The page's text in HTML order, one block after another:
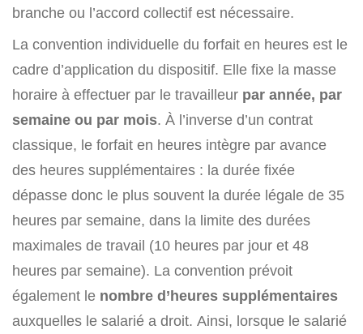
branche ou l’accord collectif est nécessaire.
La convention individuelle du forfait en heures est le
cadre d’application du dispositif. Elle fixe la masse
horaire à effectuer par le travailleur par année, par
semaine ou par mois. À l’inverse d’un contrat
classique, le forfait en heures intègre par avance
des heures supplémentaires : la durée fixée
dépasse donc le plus souvent la durée légale de 35
heures par semaine, dans la limite des durées
maximales de travail (10 heures par jour et 48
heures par semaine). La convention prévoit
également le nombre d’heures supplémentaires
auxquelles le salarié a droit. Ainsi, lorsque le salarié